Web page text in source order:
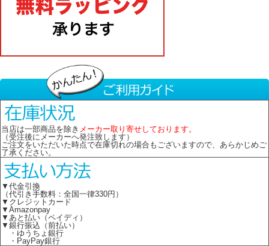
当店は一部商品を除き メーカー取り寄せしております。
（受注後にメーカーへ発注致します）
ご注文をいただいた時点で在庫切れの場合もございますので、あらかじめご
了承ください。
▼代金引換
（代引き手数料：全国一律330円）
▼クレジットカード
▼Amazonpay
▼あと払い（ペイディ）
▼銀行振込（前払い）
・ゆうちょ銀行
・PayPay銀行